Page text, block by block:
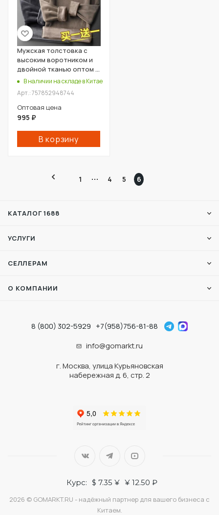
Мужская толстовка с
высоким воротником и
двойной тканью оптом из
Китая
В наличии на складе в Китае
Арт.: 757852948744
Оптовая цена
995 ₽
В корзину
1 4 5 6
КАТАЛОГ 1688
УСЛУГИ
СЕЛЛЕРАМ
О КОМПАНИИ
8 (800) 302-5929 +7(958)756-81-88
info@gomarkt.ru
г. Москва, улица Курьяновская
набережная д. 6, стр. 2
Курс: $ 7.35 ¥ ¥ 12.50 ₽
2026 © GOMARKT.RU - надёжный партнер для вашего бизнеса с
Китаем.